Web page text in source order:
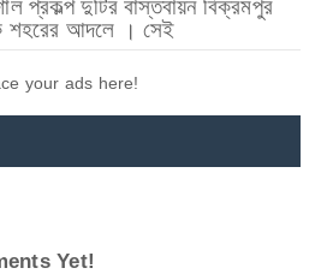
প্রকল্প দুটির বাস্তবায়ন বিক্রমপুর
শহরের আদলে । সেই
your ads here!
Yet!